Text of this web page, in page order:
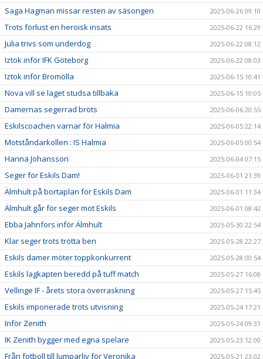
Saga Hagman missar resten av säsongen 2025-06-26 09:10
Trots förlust en heroisk insats 2025-06-22 16:29
Julia trivs som underdog 2025-06-22 08:12
Iztok inför IFK Göteborg 2025-06-22 08:03
Iztok inför Bromölla 2025-06-15 10:41
Nova vill se laget studsa tillbaka 2025-06-15 10:05
Damernas segerrad bröts 2025-06-06 20:55
Eskilscoachen varnar för Halmia 2025-06-05 22:14
Motståndarkollen : IS Halmia 2025-06-05 00:54
Hanna Johansson 2025-06-04 07:15
Seger för Eskils Dam! 2025-06-01 21:39
Älmhult på bortaplan för Eskils Dam 2025-06-01 11:34
Älmhult går för seger mot Eskils 2025-06-01 08:42
Ebba Jahnfors inför Älmhult 2025-05-30 22:54
Klar seger trots trötta ben 2025-05-28 22:27
Eskils damer möter toppkonkurrent 2025-05-28 00:54
Eskils lagkapten beredd på tuff match 2025-05-27 16:08
Vellinge IF - årets stora överraskning 2025-05-27 15:45
Eskils imponerade trots utvisning 2025-05-24 17:21
Inför Zenith 2025-05-24 09:31
IK Zenith bygger med egna spelare 2025-05-23 12:00
Från fotboll till lumparliv för Veronika 2025-05-21 23:02